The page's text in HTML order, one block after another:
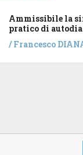
Ammissibile la
pratico di
/Francesco